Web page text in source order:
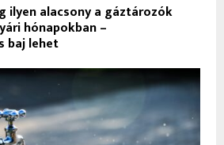
ilyen alacsony a gáztározók
hónapokban –
baj lehet